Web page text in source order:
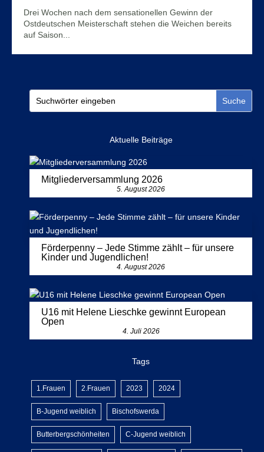
Drei Wochen nach dem sensationellen Gewinn der
Ostdeutschen Meisterschaft stehen die Weichen bereits
auf Saison...
Aktuelle Beiträge
Mitgliederversammlung 2026
5. August 2026
Förderpenny – Jede Stimme zählt – für unsere
Kinder und Jugendlichen!
4. August 2026
U16 mit Helene Lieschke gewinnt European
Open
4. Juli 2026
Tags
1.Frauen 2.Frauen 2023 2024
B-Jugend weiblich Bischofswerda
Butterbergschönheiten C-Jugend weiblich